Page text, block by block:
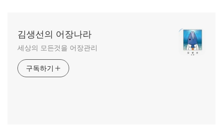
김생선의 어장나라
세상의 모든것을 어장관리
구독하기